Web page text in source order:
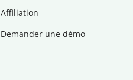
Affiliation
Demander une démo